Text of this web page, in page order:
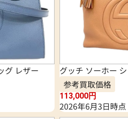
グ レザー
グッチ ソーホー
参考買取価格
113,000円
2026年6月3日時点